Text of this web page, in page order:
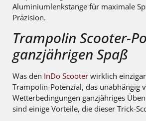
Aluminiumlenkstange für maximale
Präzision.
Trampolin Scooter-
ganzjährigen Spaß
Was den InDo Scooter wirklich
Trampolin-Potenzial, das unabhängig
Wetterbedingungen ganzjähriges
sind einige Vorteile, die dieser Trick-